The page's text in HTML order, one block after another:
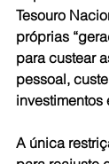
Tesouro
próprias
para custear
pessoal,
investimentos
A única